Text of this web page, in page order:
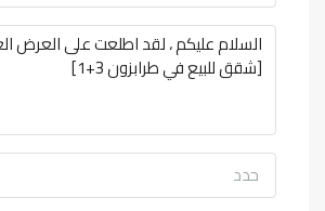
حدد